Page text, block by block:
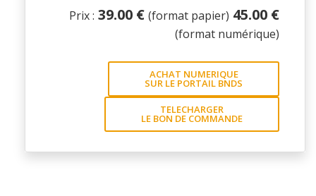
Prix : 39.00 € (format papier) 45.00 €
(format numérique)
ACHAT NUMERIQUE
SUR LE PORTAIL BNDS
TELECHARGER
LE BON DE COMMANDE